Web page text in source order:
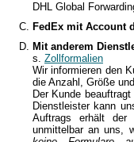
DHL Global
FedEx mit Account
Mit anderem
s. Zollformalien
Wir informieren den
die Anzahl, Größe
Der Kunde
Dienstleister kann
Auftrags erhält der
unmittelbar an uns,